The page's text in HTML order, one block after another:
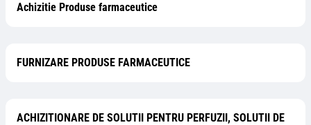
Achizitie Produse farmaceutice
FURNIZARE PRODUSE FARMACEUTICE
ACHIZITIONARE DE SOLUTII PENTRU PERFUZII, SOLUTII DE